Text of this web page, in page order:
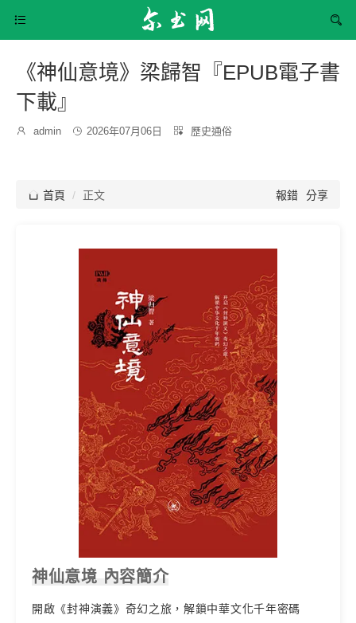


《神仙意境》梁歸智『EPUB電子書
下載』

博
admin  發
2026年07月06日 
分
歷史通俗
 首頁 正文 報錯 分享
神仙意境 內容簡介
開啟《封神演義》奇幻之旅，解鎖中華文化千年密碼